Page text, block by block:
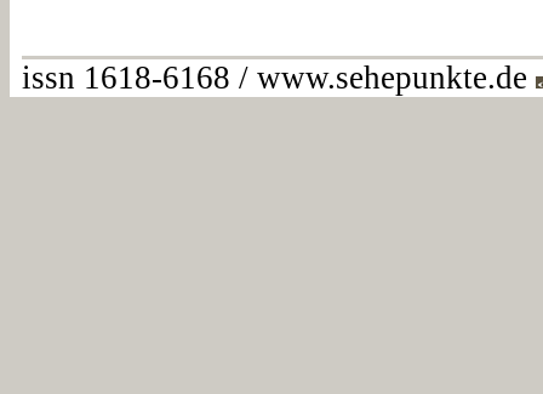
issn 1618-6168 / www.sehepunkte.de